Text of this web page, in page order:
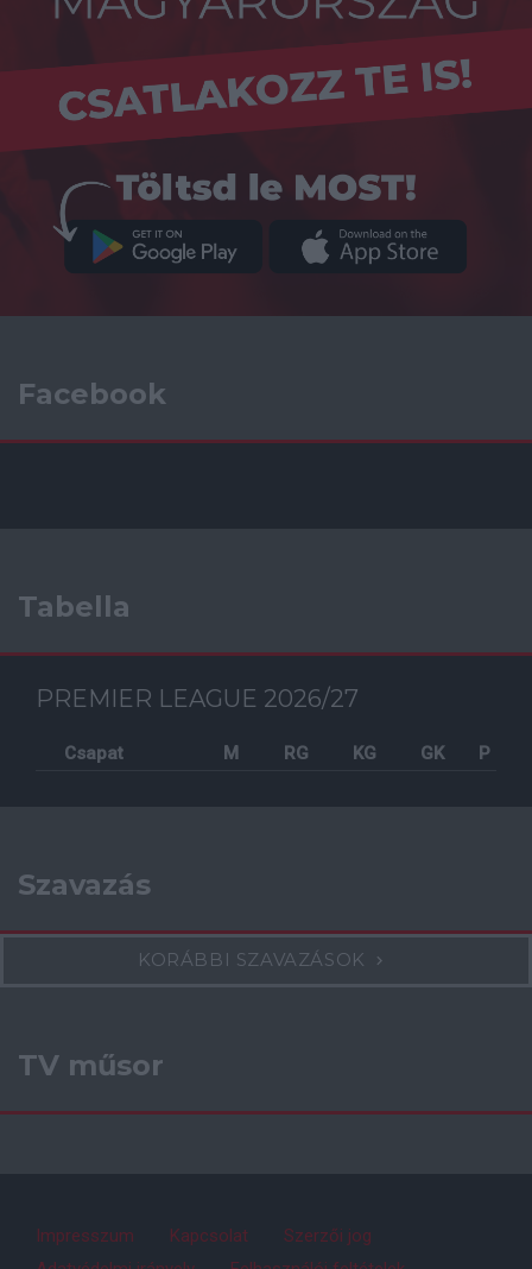
Facebook
Tabella
PREMIER LEAGUE 2026/27
Csapat M RG KG GK P
Szavazás
KORÁBBI SZAVAZÁSOK
TV műsor
Impresszum Kapcsolat
Szerzői jog